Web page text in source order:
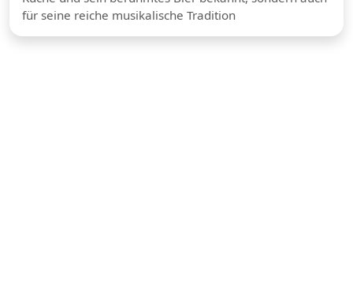
für seine reiche musikalische Tradition